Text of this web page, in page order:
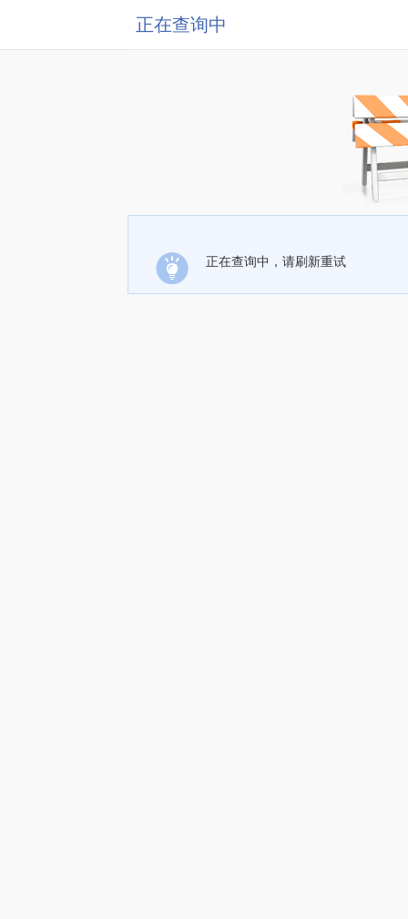
正在查询中
正在查询中，请刷新重试